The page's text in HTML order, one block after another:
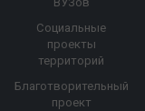
Социальные
проекты
территорий
Благотворительный
проект